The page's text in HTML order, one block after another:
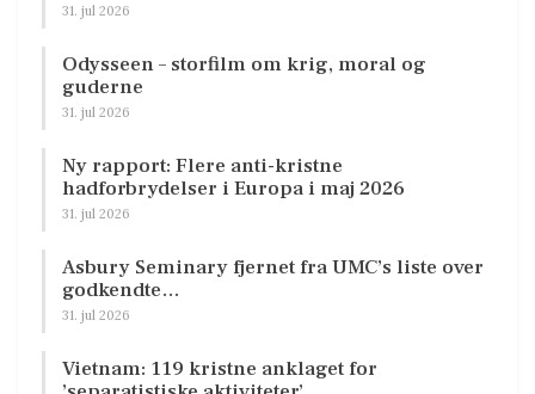
31. jul 2026
Odysseen – storfilm om krig, moral og
guderne
31. jul 2026
Ny rapport: Flere anti-kristne
hadforbrydelser i Europa i maj 2026
31. jul 2026
Asbury Seminary fjernet fra UMC’s liste over
godkendte…
31. jul 2026
Vietnam: 119 kristne anklaget for